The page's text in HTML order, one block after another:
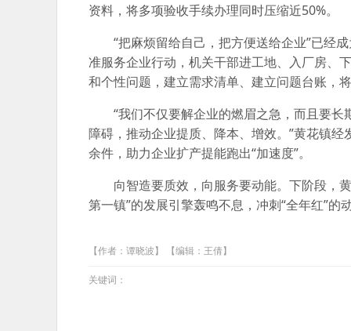
资料，将多项验收手续办理同时压缩近50%。
“把麻烦留给自己，把方便送给企业”已经
准服务企业行动，机关干部进工地、入厂房、
和个性问题，建立需求清单、建立问题台账，
“我们不仅要解企业的燃眉之急，而且要
障碍，推动企业提质、降本、增效。”黄花镇
余件，助力企业扩产提能跑出“加速度”。
向智造要质效，向服务要动能。下阶段，
第一镇”的发展引擎轰鸣不息，冲刺“全年红”的
【作者：谭晓波】 【编辑：王倩】
关键词：